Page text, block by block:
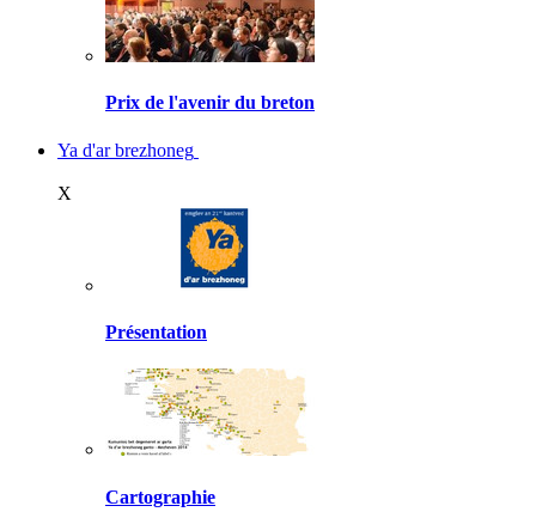
Prix de l'avenir du breton
Ya d'ar brezhoneg
X
Présentation
Cartographie